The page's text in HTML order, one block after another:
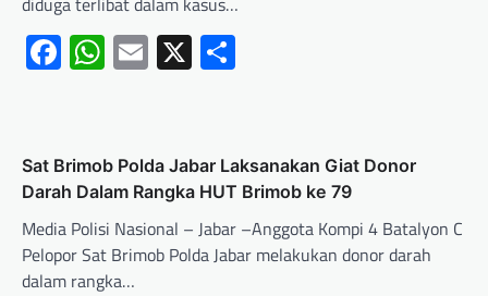
Facebook
WhatsApp
Email
X
Sat Brimob Polda Jabar Laksanakan Giat Donor
Darah Dalam Rangka HUT Brimob ke 79
Media Polisi Nasional – Jabar –Anggota Kompi 4 Batalyon C
Pelopor Sat Brimob Polda Jabar melakukan donor darah
dalam rangka…